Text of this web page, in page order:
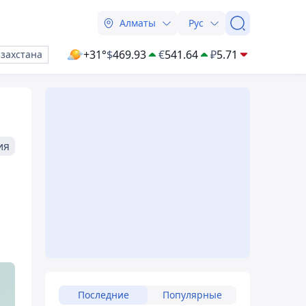
Алматы Рус
+31°$469.93 €541.64 ₽5.71
Последние Популярные